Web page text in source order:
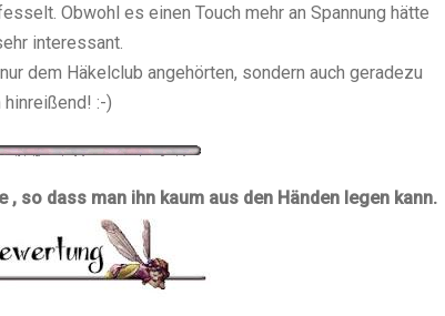
Obwohl es einen Touch mehr an Spannung hätte
interessant.
dem Häkelclub angehörten, sondern auch geradezu
:-)
so dass man ihn kaum aus den Händen legen kann.